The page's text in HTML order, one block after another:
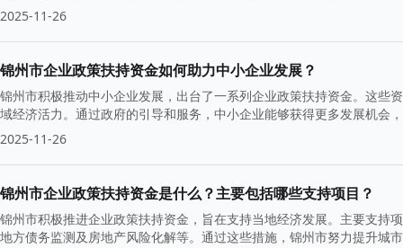
2025-11-26
锦州市企业政策扶持资金如何助力中小企业发展？
锦州市积极推动中小企业发展，出台了一系列企业政策扶持资金。这些
域经济活力。通过政府的引导和服务，中小企业能够获得更多发展机会
2025-11-26
锦州市企业政策扶持资金是什么？主要包括哪些支持项目？
锦州市积极推进企业政策扶持资金，旨在支持当地经济发展。主要支持
地方债务监测及房地产风险化解等。通过这些措施，锦州市努力提升城